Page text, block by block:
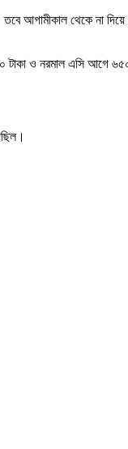
তবে আগামীকাল থেকে
টাকা ও নরমাল এসি আগে